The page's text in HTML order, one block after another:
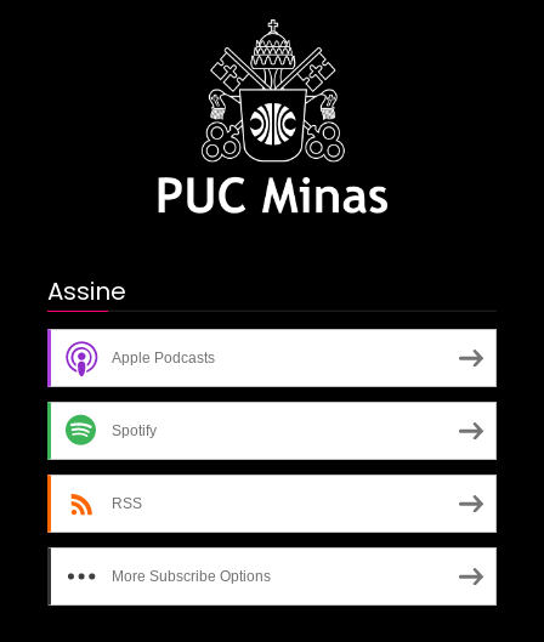
Assine
Apple Podcasts
Spotify
RSS
More Subscribe Options